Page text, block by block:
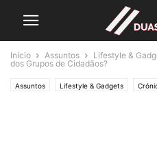
Início Assuntos Lifestyle &
dos Grupos de Cidadãos?
Assuntos Lifestyle & Gadgets